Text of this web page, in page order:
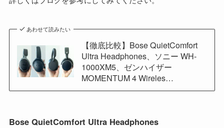
あわせて読みたい
【徹底比較】Bose QuietComfort
Ultra Headphones、ソニー WH-
1000XM5、ゼンハイザー
MOMENTUM 4 Wireles…
Bose QuietComfort Ultra Headphones